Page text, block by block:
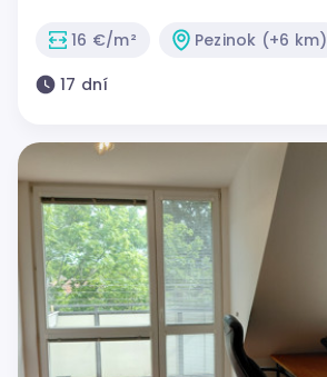
16 €/m²
Pezinok (+6 km)
17 dní